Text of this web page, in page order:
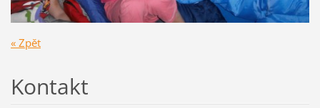
« Zpět
Kontakt